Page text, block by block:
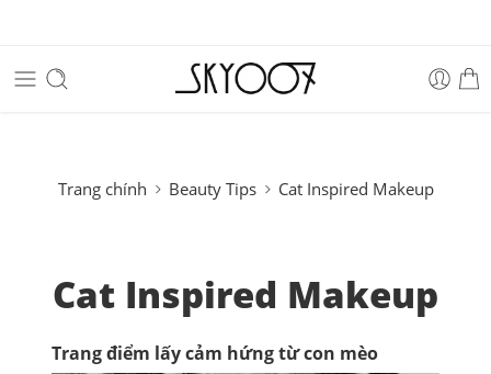
Trang chính Beauty Tips Cat Inspired Makeup
Cat Inspired Makeup
Trang điểm lấy cảm hứng từ con mèo